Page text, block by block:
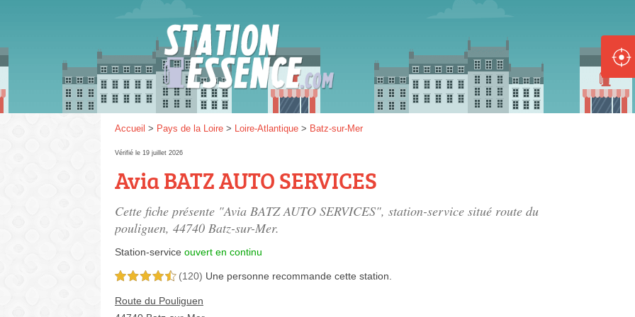
Accueil > Pays de la Loire > Loire-Atlantique > Batz-sur-Mer
Vérifié le 19 juillet 2026
Avia BATZ AUTO SERVICES
Cette fiche présente "Avia BATZ AUTO SERVICES", station-service situé route du
pouliguen, 44740 Batz-sur-Mer.
Station-service ouvert en continu
4,5 étoiles sur 5 (120) Une personne recommande cette station.
Route du Pouliguen
Gazole :
Disponible Épuisé
SP 98 :
SP 95 :
Disponible